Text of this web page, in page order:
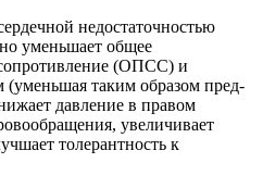
недостаточностью
уменьшает общее
сопротивление (ОПСС) и
(уменьшая таким образом пред-
давление в правом
увеличивает
толерантность к